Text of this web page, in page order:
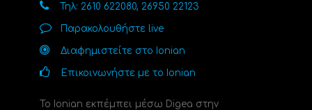
Τηλ: 2610 622080, 26950 22123
Παρακολουθήστε live
Διαφημιστείτε στο Ionian
Επικοινωνήστε με το Ionian
Το Ionian εκπέμπει μέσω Digea στην